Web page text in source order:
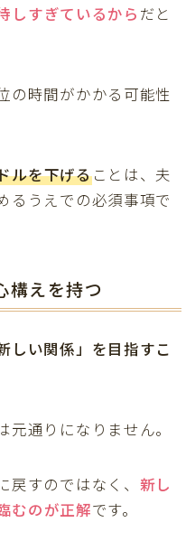
しすぎているから だと
の時間がかかる可能性
ルを下げることは、夫
るうえでの必須事項で
構えを持つ
しい関係」を目指すこ
通りになりません。
すのではなく、 新し
むのが正解です。